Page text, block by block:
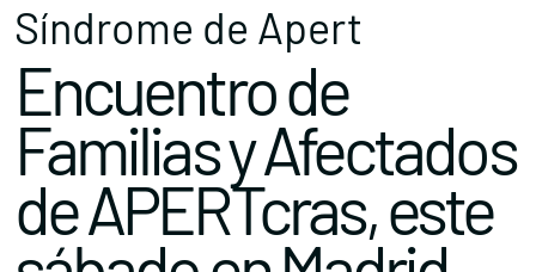
Síndrome de Apert
Encuentro de
Familias y Afectados
de APERTcras, este